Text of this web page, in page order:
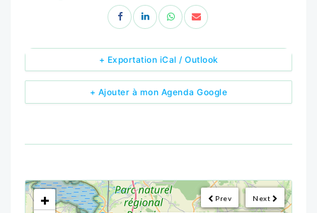
+ Ajouter à mon Agenda Google
+ Exportation iCal / Outlook
Next
Prev
<!---->
+